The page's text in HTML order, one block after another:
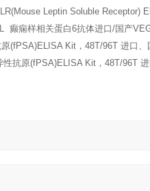
Leptin Soluble Receptor)
痫样相关蛋白6抗体进口/国产
(fPSA)ELISA Kit，48T/96T 进口
抗原(fPSA)ELISA Kit，48T/96T